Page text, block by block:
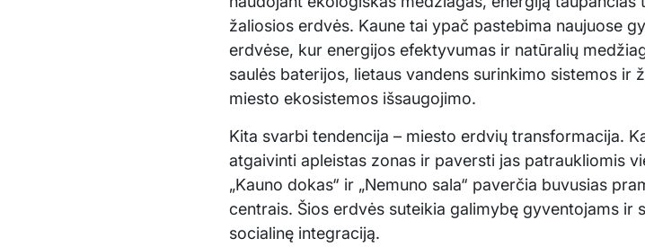
žaliosios erdvės. Kaune tai ypač pastebima naujuose
erdvėse, kur energijos efektyvumas ir natūralių
saulės baterijos, lietaus vandens surinkimo sistemos ir
miesto ekosistemos išsaugojimo.
Kita svarbi tendencija – miesto erdvių transformacija.
atgaivinti apleistas zonas ir paversti jas patraukliomis
„Kauno dokas“ ir „Nemuno sala“ paverčia buvusias
centrais. Šios erdvės suteikia galimybę gyventojams ir
socialinę integraciją.